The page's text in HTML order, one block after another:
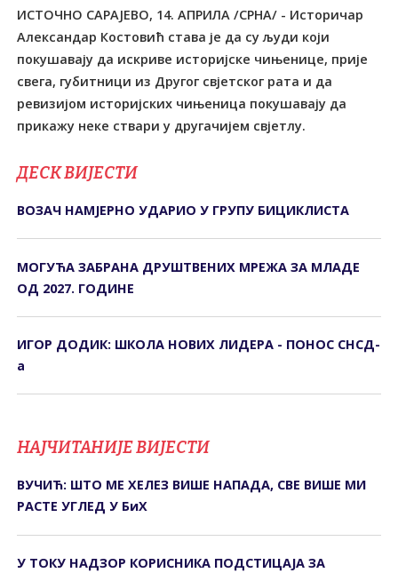
ИСТОЧНО САРАЈЕВО, 14. АПРИЛА /СРНА/ - Историчар
Александар Костовић става је да су људи који
покушавају да искриве историјске чињенице, прије
свега, губитници из Другог свјетског рата и да
ревизијом историјских чињеница покушавају да
ДЕСК ВИЈЕСТИ
ВОЗАЧ НАМЈЕРНО УДАРИО У ГРУПУ БИЦИКЛИСТА
МОГУЋА ЗАБРАНА ДРУШТВЕНИХ МРЕЖА ЗА МЛАДЕ
ОД 2027. ГОДИНЕ
ИГОР ДОДИК: ШКОЛА НОВИХ ЛИДЕРА - ПОНОС СНСД-
а
НАЈЧИТАНИЈЕ ВИЈЕСТИ
ВУЧИЋ: ШТО МЕ ХЕЛЕЗ ВИШЕ НАПАДА, СВЕ ВИШЕ МИ
РАСТЕ УГЛЕД У БиХ
У ТОКУ НАДЗОР КОРИСНИКА ПОДСТИЦАЈА ЗА